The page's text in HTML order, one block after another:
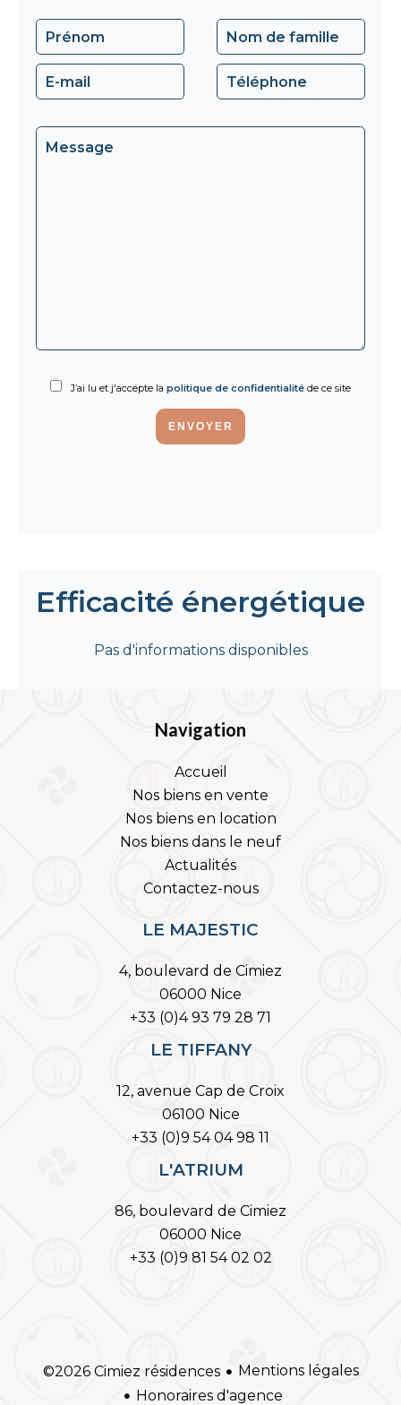
J’ai lu et j'accepte la politique de confidentialité de ce site
ENVOYER
Efficacité énergétique
Pas d'informations disponibles
Navigation
Accueil
Nos biens en vente
Nos biens en location
Nos biens dans le neuf
Actualités
Contactez-nous
LE MAJESTIC
4, boulevard de Cimiez
06000 Nice
+33 (0)4 93 79 28 71
LE TIFFANY
12, avenue Cap de Croix
06100 Nice
+33 (0)9 54 04 98 11
L'ATRIUM
86, boulevard de Cimiez
06000 Nice
+33 (0)9 81 54 02 02
©2026 Cimiez résidences
Mentions légales
Honoraires d'agence